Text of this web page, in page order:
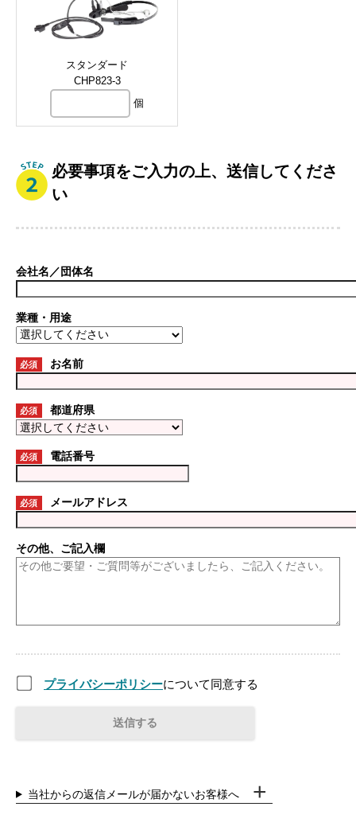
スタンダード
CHP823-3
個
必要事項をご入力の上、送信してくださ
い
会社名／団体名
業種・用途
必須 お名前
必須 都道府県
必須 電話番号
必須 メールアドレス
その他、ご記入欄
プライバシーポリシーについて同意する
当社からの返信メールが届かないお客様へ